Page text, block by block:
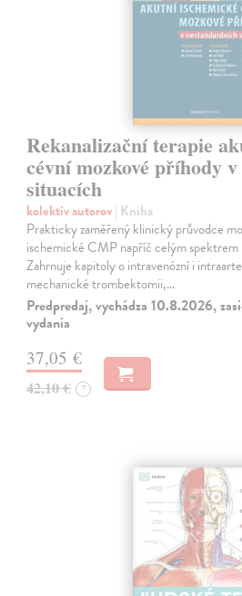
Rekanalizační terapie
cévní mozkové příhody
situacích
kolektív autorov| Kniha
Prakticky zaměřený klinický průvodce
ischemické CMP napříč celým spektrem
Zahrnuje kapitoly o intravenózní i
mechanické trombektomii,…
Predpredaj, vychádza 10.8.2026,
vydania
37,05 €
42,10 € ?